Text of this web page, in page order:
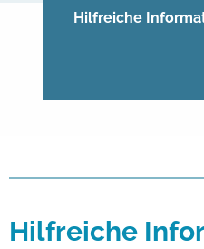
Hilfreiche
Hilfreiche